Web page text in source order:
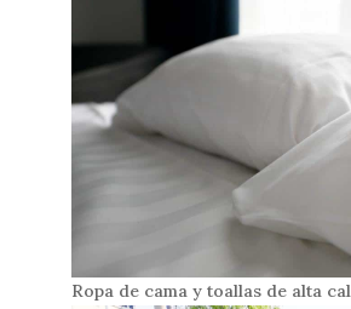
Ropa de cama y toallas de alta